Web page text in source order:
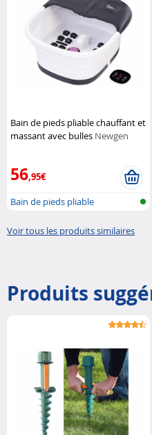
Bain de pieds pliable chauffant et
massant avec bulles Newgen
56,95€
Bain de pieds pliable
Voir tous les produits similaires
Produits